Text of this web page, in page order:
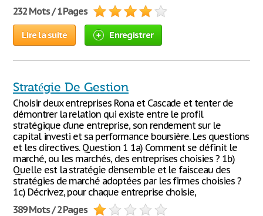
232 Mots / 1 Pages
Lire la suite Enregistrer
Stratégie De Gestion
Choisir deux entreprises Rona et Cascade et tenter de
démontrer la relation qui existe entre le profil
stratégique d’une entreprise, son rendement sur le
capital investi et sa performance boursière. Les questions
et les directives. Question 1 1a) Comment se définit le
marché, ou les marchés, des entreprises choisies ? 1b)
Quelle est la stratégie d’ensemble et le faisceau des
stratégies de marché adoptées par les firmes choisies ?
1c) Décrivez, pour chaque entreprise choisie,
389 Mots / 2 Pages